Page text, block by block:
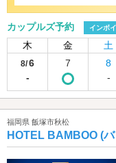
カップルズ予約 インボ
木 金 土
8/6
-
7
8
-
福岡県 飯塚市秋松
HOTEL BAMBOO (